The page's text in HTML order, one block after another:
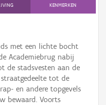
KENMERKEN
met een lichte bocht
Academiebrug nabij
de stadsvesten aan de
tot de
en andere topgevels
bewaard. Voorts